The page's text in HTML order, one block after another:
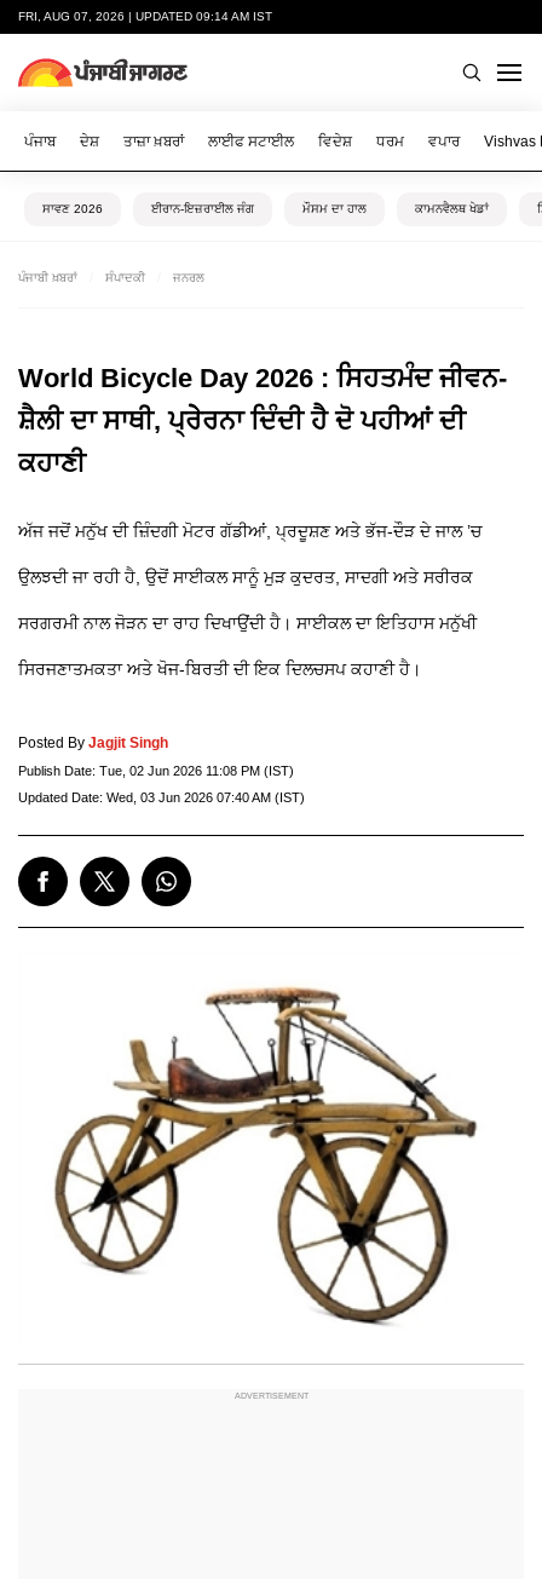
FRI, AUG 07, 2026 | UPDATED 09:14 AM IST
ਪੰਜਾਬ ਦੇਸ਼ ਤਾਜ਼ਾ ਖ਼ਬਰਾਂ ਲਾਈਫ ਸਟਾਈਲ ਵਿਦੇਸ਼ ਧਰਮ ਵਪਾਰ Vishvas
ਸਾਵਣ 2026 ਈਰਾਨ-ਇਜ਼ਰਾਈਲ ਜੰਗ ਮੌਸਮ ਦਾ ਹਾਲ ਕਾਮਨਵੈਲਥ ਖੇਡਾਂ
ਪੰਜਾਬੀ ਖ਼ਬਰਾਂ ਸੰਪਾਦਕੀ ਜਨਰਲ
World Bicycle Day 2026 : ਸਿਹਤਮੰਦ ਜੀਵਨ-
ਸ਼ੈਲੀ ਦਾ ਸਾਥੀ, ਪ੍ਰੇੇਰਨਾ ਦਿੰਦੀ ਹੈ ਦੋ ਪਹੀਆਂ ਦੀ
ਕਹਾਣੀ
ਅੱਜ ਜਦੋਂ ਮਨੁੱਖ ਦੀ ਜ਼ਿੰਦਗੀ ਮੋਟਰ ਗੱਡੀਆਂ, ਪ੍ਰਦੂਸ਼ਣ ਅਤੇ ਭੱਜ-ਦੌੜ ਦੇ ਜਾਲ ’ਚ
ਉਲਝਦੀ ਜਾ ਰਹੀ ਹੈ, ਉਦੋਂ ਸਾਈਕਲ ਸਾਨੂੰ ਮੁੜ ਕੁਦਰਤ, ਸਾਦਗੀ ਅਤੇ ਸਰੀਰਕ
ਸਰਗਰਮੀ ਨਾਲ ਜੋੜਨ ਦਾ ਰਾਹ ਦਿਖਾਉਂਦੀ ਹੈ। ਸਾਈਕਲ ਦਾ ਇਤਿਹਾਸ ਮਨੁੱਖੀ
ਸਿਰਜਣਾਤਮਕਤਾ ਅਤੇ ਖੋਜ-ਬਿਰਤੀ ਦੀ ਇਕ ਦਿਲਚਸਪ ਕਹਾਣੀ ਹੈ।
Posted By Jagjit Singh
Publish Date: Tue, 02 Jun 2026 11:08 PM (IST)
Updated Date: Wed, 03 Jun 2026 07:40 AM (IST)